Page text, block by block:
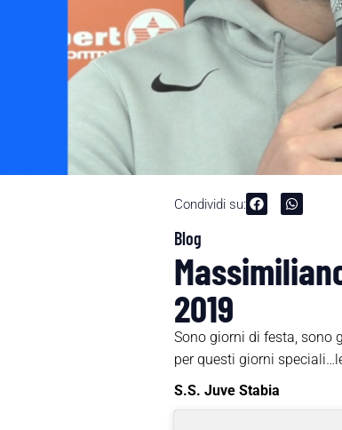
Condividi su:
Blog
2019
Sono giorni di festa, sono
per questi giorni
S.S. Juve Stabia